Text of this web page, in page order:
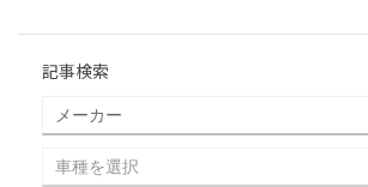
記事検索